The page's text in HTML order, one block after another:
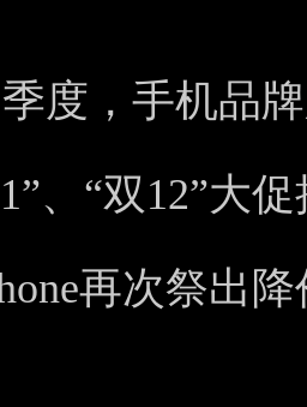
度，手机品
、“双12”大
再次祭出